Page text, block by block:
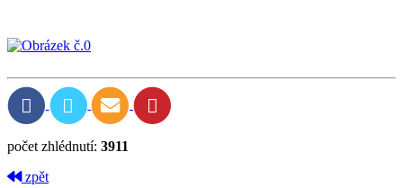
počet zhlédnutí: 3911
zpět